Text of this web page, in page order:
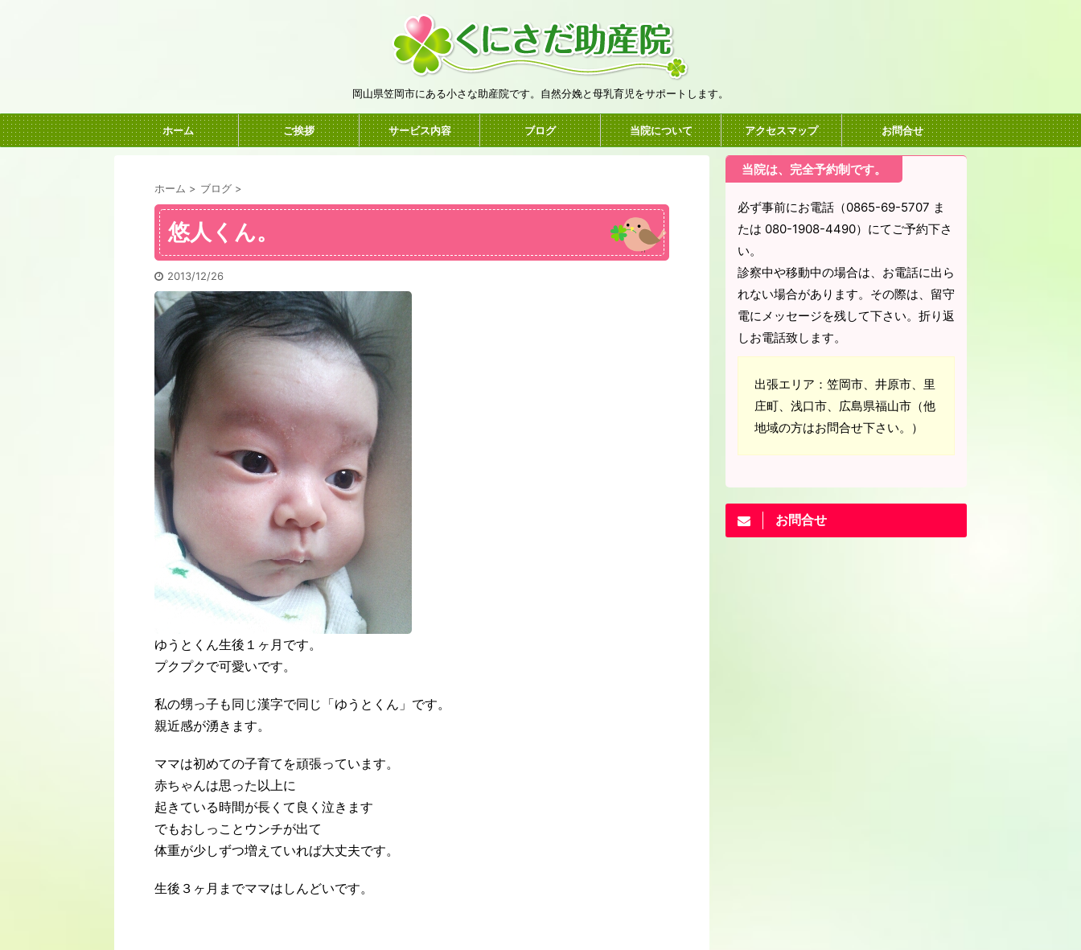
岡山県笠岡市にある小さな助産院です。自然分娩と母乳育児をサポートします。
ホーム ご挨拶 サービス内容 ブログ 当院について アクセスマップ お問合せ
ホーム > ブログ >
悠人くん。
2013/12/26
ゆうとくん生後１ヶ月です。
プクプクで可愛いです。
私の甥っ子も同じ漢字で同じ「ゆうとくん」です。
親近感が湧きます。
ママは初めての子育てを頑張っています。
赤ちゃんは思った以上に
起きている時間が長くて良く泣きます
でもおしっことウンチが出て
体重が少しずつ増えていれば大丈夫です。
生後３ヶ月までママはしんどいです。
当院は、完全予約制です。
必ず事前にお電話（0865-69-5707 ま
たは 080-1908-4490）にてご予約下さ
い。
診察中や移動中の場合は、お電話に出ら
れない場合があります。その際は、留守
電にメッセージを残して下さい。折り返
しお電話致します。
出張エリア：笠岡市、井原市、里
庄町、浅口市、広島県福山市（他
地域の方はお問合せ下さい。）
お問合せ